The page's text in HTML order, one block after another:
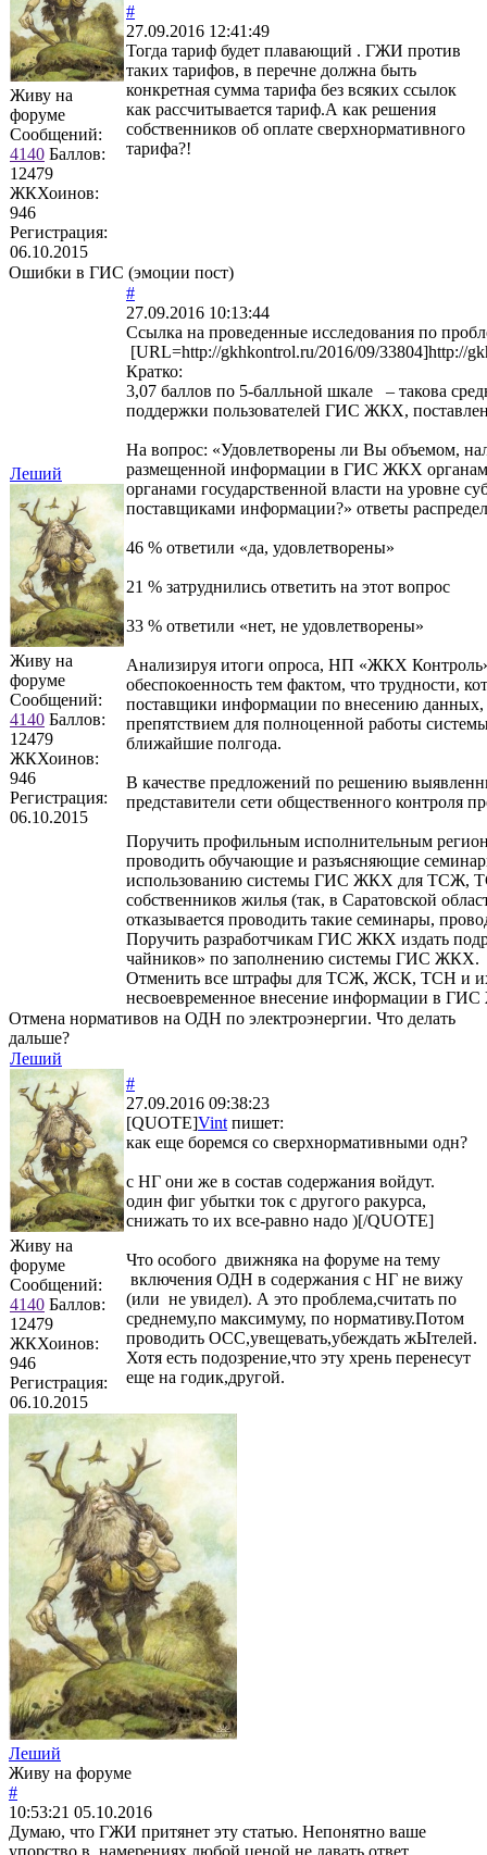
Живу на
форуме
Сообщений:
4140 Баллов:
12479
ЖКХоинов:
946
Регистрация:
06.10.2015
#
27.09.2016 12:41:49
Тогда тариф будет плавающий . ГЖИ против
таких тарифов, в перечне должна быть
конкретная сумма тарифа без всяких ссылок
как рассчитывается тариф.А как решения
собственников об оплате сверхнормативного
тарифа?!
Ошибки в ГИС (эмоции пост)
Леший
Живу на
форуме
Сообщений:
4140 Баллов:
12479
ЖКХоинов:
946
Регистрация:
06.10.2015
#
27.09.2016 10:13:44
Ссылка на проведенные исследования по
[URL=http://gkhkontrol.ru/2016/09/33804]http://
Кратко:
3,07 баллов по 5-балльной шкале – такова
поддержки пользователей ГИС ЖКХ,
На вопрос: «Удовлетворены ли Вы объемом,
размещенной информации в ГИС ЖКХ
органами государственной власти на уровне
поставщиками информации?» ответы
46 % ответили «да, удовлетворены»
21 % затруднились ответить на этот вопрос
33 % ответили «нет, не удовлетворены»
Анализируя итоги опроса, НП «ЖКХ
обеспокоенность тем фактом, что трудности,
поставщики информации по внесению данных,
препятствием для полноценной работы
ближайшие полгода.
В качестве предложений по решению
представители сети общественного контроля
Поручить профильным исполнительным
проводить обучающие и разъясняющие
использованию системы ГИС ЖКХ для ТСЖ,
собственников жилья (так, в Саратовской
отказывается проводить такие семинары,
Поручить разработчикам ГИС ЖКХ издать
чайников» по заполнению системы ГИС ЖКХ.
Отменить все штрафы для ТСЖ, ЖСК, ТСН и их
несвоевременное внесение информации в
Отмена нормативов на ОДН по электроэнергии. Что делать
дальше?
Леший
Живу на
форуме
Сообщений:
4140 Баллов:
12479
ЖКХоинов:
946
Регистрация:
06.10.2015
#
27.09.2016 09:38:23
[QUOTE]Vint пишет:
как еще боремся со сверхнормативными одн?
с НГ они же в состав содержания войдут.
один фиг убытки ток с другого ракурса,
снижать то их все-равно надо )[/QUOTE]
Что особого движняка на форуме на тему
включения ОДН в содержания с НГ не вижу
(или не увидел). А это проблема,считать по
среднему,по максимуму, по нормативу.Потом
проводить ОСС,увещевать,убеждать жЫтелей.
Хотя есть подозрение,что эту хрень перенесут
еще на годик,другой.
Леший
Живу на форуме
#
10:53:21 05.10.2016
Думаю, что ГЖИ притянет эту статью. Непонятно ваше
упорство в намерениях любой ценой не давать ответ